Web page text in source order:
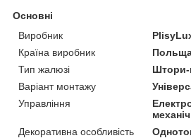
Основні
Виробник
Країна виробник
Тип жалюзі
Штори-
Варіант монтажу
Управління
Декоративна особливість